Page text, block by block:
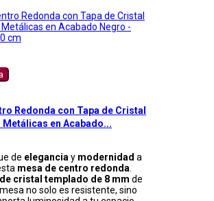
Redonda con Tapa de Cristal
Metálicas en Acabado...
de eleganciay modernidad a
mesa de centro redonda.
cristal templado de 8 mm de
no solo es resistente, sino